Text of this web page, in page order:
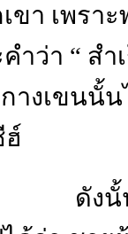
ขา เพรา
ำว่า “ ส
างเขนนั้
นั้น ข้าพ